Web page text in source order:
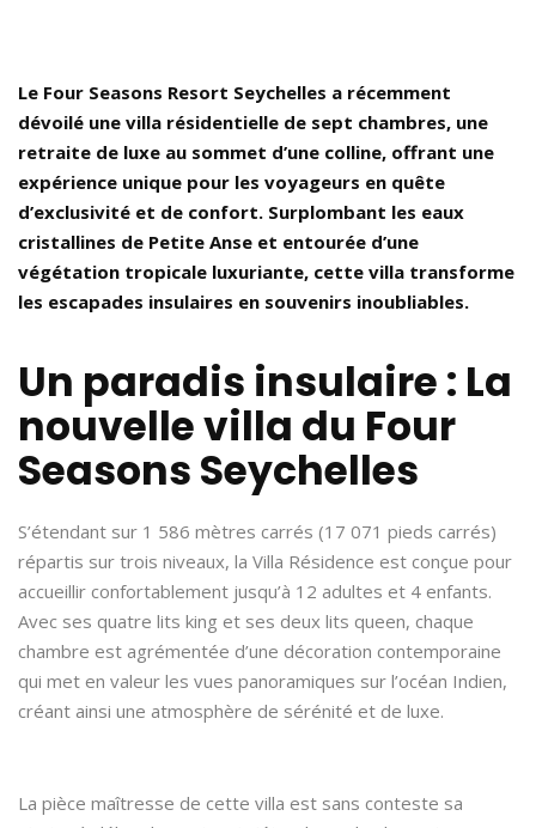
Le Four Seasons Resort Seychelles a récemment
dévoilé une villa résidentielle de sept chambres, une
retraite de luxe au sommet d’une colline, offrant une
expérience unique pour les voyageurs en quête
d’exclusivité et de confort. Surplombant les eaux
cristallines de Petite Anse et entourée d’une
végétation tropicale luxuriante, cette villa transforme
les escapades insulaires en souvenirs inoubliables.
Un paradis insulaire : La
nouvelle villa du Four
Seasons Seychelles
S’étendant sur 1 586 mètres carrés (17 071 pieds carrés)
répartis sur trois niveaux, la Villa Résidence est conçue pour
accueillir confortablement jusqu’à 12 adultes et 4 enfants.
Avec ses quatre lits king et ses deux lits queen, chaque
chambre est agrémentée d’une décoration contemporaine
qui met en valeur les vues panoramiques sur l’océan Indien,
créant ainsi une atmosphère de sérénité et de luxe.
La pièce maîtresse de cette villa est sans conteste sa